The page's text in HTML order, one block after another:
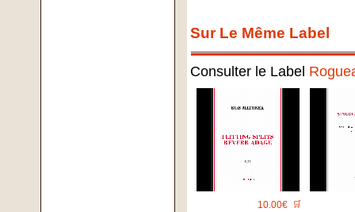
Sur Le Même Label
Consulter le Label
10.00€ 🛒